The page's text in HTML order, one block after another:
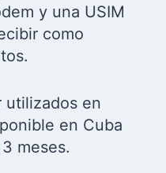
y una USIM
como
utilizados en
en Cuba
meses.